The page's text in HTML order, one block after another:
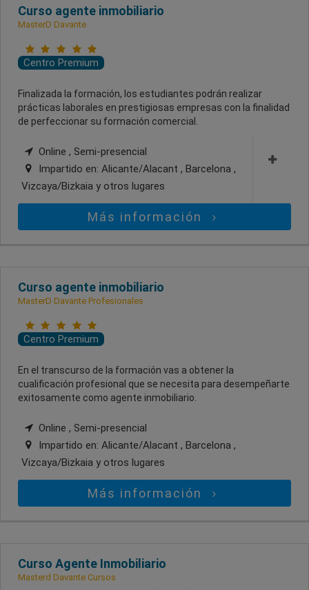
Curso agente inmobiliario
MasterD Davante
Centro Premium
Finalizada la formación, los estudiantes podrán realizar
prácticas laborales en prestigiosas empresas con la finalidad
de perfeccionar su formación comercial.
Online , Semi-presencial
Impartido en: Alicante/Alacant , Barcelona ,
Vizcaya/Bizkaia y otros lugares
Más información
Curso agente inmobiliario
MasterD Davante Profesionales
Centro Premium
En el transcurso de la formación vas a obtener la
cualificación profesional que se necesita para desempeñarte
exitosamente como agente inmobiliario.
Online , Semi-presencial
Impartido en: Alicante/Alacant , Barcelona ,
Vizcaya/Bizkaia y otros lugares
Más información
Curso Agente Inmobiliario
Masterd Davante Cursos